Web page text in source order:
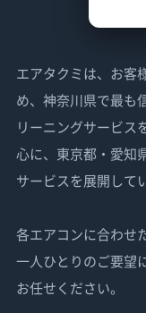
エアタクミは、お客
め、神奈川県で最も
リーニングサービス
心に、東京都・愛知
サービスを展開して
各エアコンに合わせ
一人ひとりのご要望
お任せください。